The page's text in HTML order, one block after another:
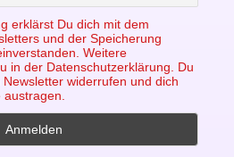
erklärst Du dich mit dem
und der Speicherung
Weitere
in der Datenschutzerklärung. Du
widerrufen und dich